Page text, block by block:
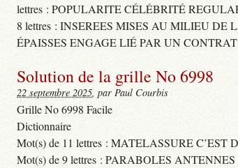
lettres : POPULARITE CÉLÉBRITÉ
8 lettres : INSEREES MISES AU MILIEU DE
ÉPAISSES ENGAGE LIÉ PAR UN
Solution de la grille No 6998
22 septembre 2025, par Paul Courbis
Grille No 6998 Facile
Dictionnaire
Mot(s) de 11 lettres : MATELASSURE
Mot(s) de 9 lettres : PARABOLES